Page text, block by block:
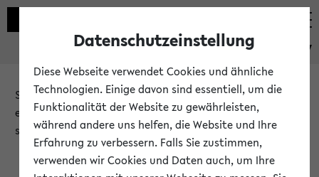
eKVV
Sie möchten auf eine eKVV Funktion zugreifen, die Ihnen
erst nach einer Anmeldung am System zur Verfügung
steht.
Datenschutzeinstellung
Diese Webseite verwendet Cookies und ähnliche
Technologien. Einige davon sind essentiell, um die
Funktionalität der Website zu gewährleisten,
während andere uns helfen, die Website und Ihre
Erfahrung zu verbessern. Falls Sie zustimmen,
verwenden wir Cookies und Daten auch, um Ihre